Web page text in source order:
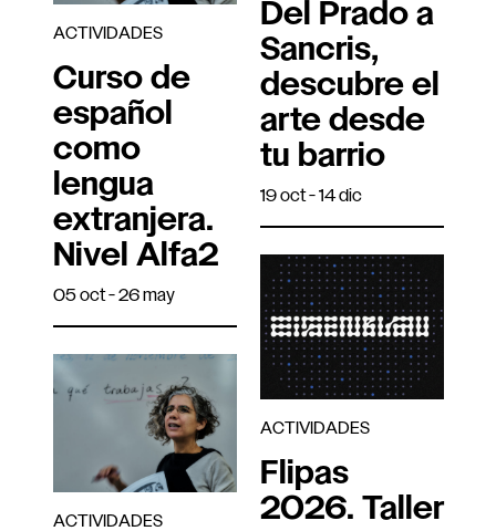
ACTIVIDADES
Curso de
español
como
lengua
extranjera.
Nivel Alfa2
05 oct - 26 may
ACTIVIDADES
Del Prado a
Sancris,
descubre el
arte desde
tu barrio
19 oct - 14 dic
ACTIVIDADES
Flipas
2026. Taller